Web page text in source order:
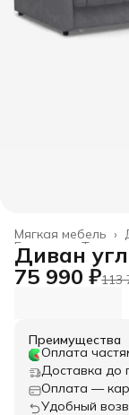
Мягкая мебель ›
Главная
Диван
75 990 ₽113
Преимущества
Оплата
Доставка до
Оплата —
Удобный